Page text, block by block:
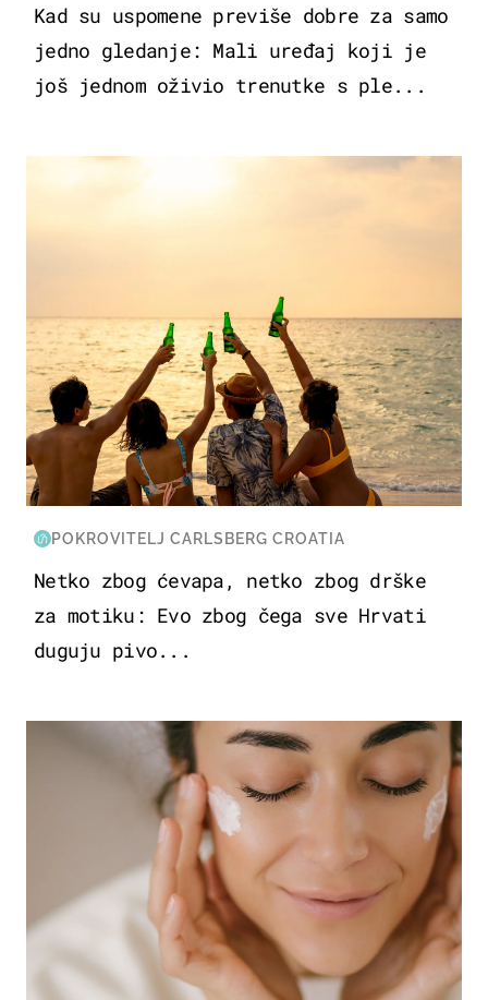
Kad su uspomene previše dobre za samo
jedno gledanje: Mali uređaj koji je
još jednom oživio trenutke s ple...
POKROVITELJ CARLSBERG CROATIA
Netko zbog ćevapa, netko zbog drške
za motiku: Evo zbog čega sve Hrvati
duguju pivo...
MODA & LJEPOTA